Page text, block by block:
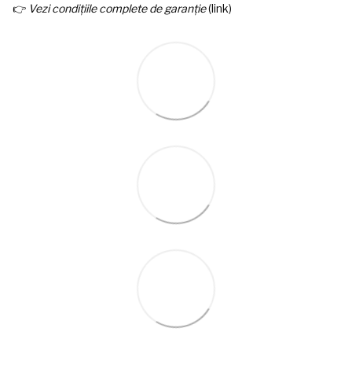
👉 Vezi condițiile complete de garanție(link)